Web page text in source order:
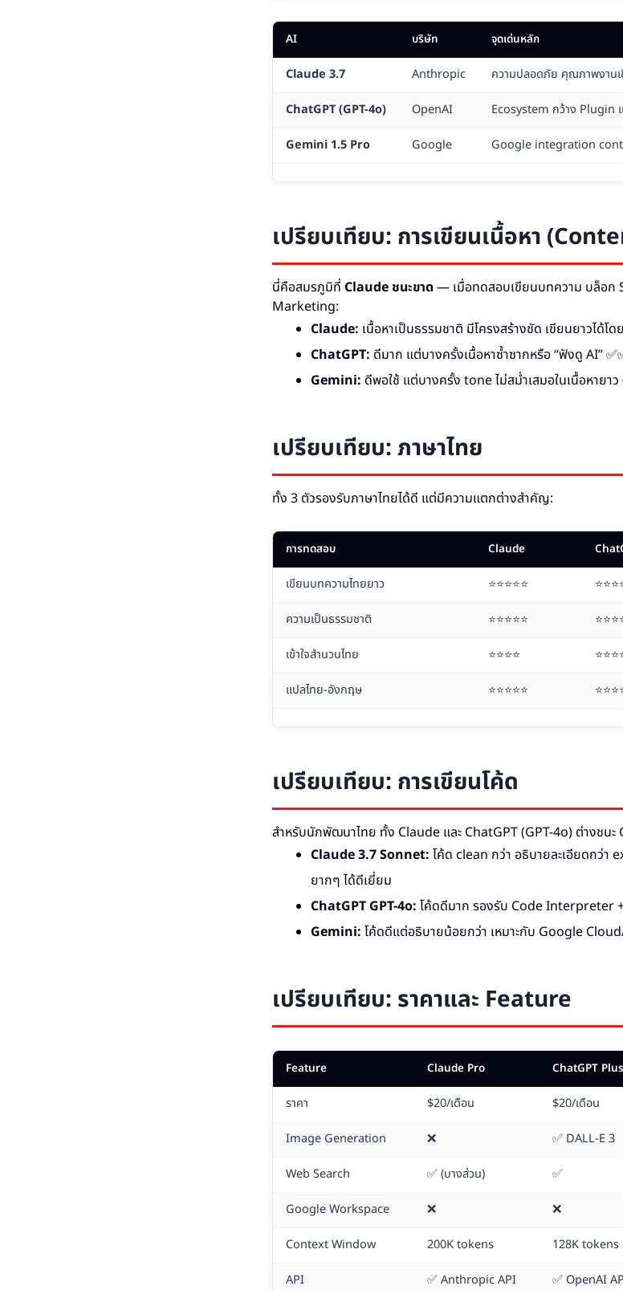
AI บริษัท จุดเด่นหลัก
Claude 3.7 Anthropic ความปลอดภัย คุณภาพงาน
ChatGPT (GPT-4o)
OpenAI Ecosystem กว้าง Plugin
Gemini 1.5 Pro
Google Google integration
เปรียบเทียบ: การเขียนเนื้อหา
นี่คือสมรภูมิที่ Claude ชนะขาด — เมื่อทดสอบเขียนบทความ บล็อก
Marketing:
Claude: เนื้อหาเป็นธรรมชาติ มีโครงสร้างชัด เขียนยาวได้โด
ChatGPT: ดีมาก แต่บางครั้งเนื้อหาซ้ำซากหรือ “ฟังดู AI”
Gemini: ดีพอใช้ แต่บางครั้ง tone ไม่สม่ำเสมอในเนื้อหายาว
เปรียบเทียบ: ภาษาไทย
ทั้ง 3 ตัวรองรับภาษาไทยได้ดี แต่มีความแตกต่างสำคัญ:
การทดสอบ Claude
เขียนบทความไทยยาว ⭐⭐⭐⭐⭐
ความเป็นธรรมชาติ
⭐⭐⭐⭐⭐
เข้าใจสำนวนไทย
⭐⭐⭐⭐
แปลไทย-อังกฤษ
⭐⭐⭐⭐⭐
เปรียบเทียบ: การเขียนโค้ด
สำหรับนักพัฒนาไทย ทั้ง Claude และ ChatGPT (GPT-4o) ต่างชนะ
Claude 3.7 Sonnet: โค้ด clean กว่า อธิบายละเอียดกว่
ยากๆ ได้ดีเยี่ยม
ChatGPT GPT-4o: โค้ดดีมาก รองรับ Code Interpreter
Gemini: โค้ดดีแต่อธิบายน้อยกว่า เหมาะกับ Google
เปรียบเทียบ: ราคาและ Feature
Feature Claude Pro ChatGPT Plus
ราคา $20/เดือน $20/เดือน
Image Generation
❌ ✅ DALL-E 3
Web Search
✅ (บางส่วน) ✅
Google Workspace
❌ ❌
Context Window
200K tokens 128K tokens
API
✅ Anthropic API ✅ OpenAI